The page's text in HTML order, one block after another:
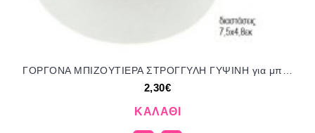
2,30€
ΚΑΛΆΘΙ